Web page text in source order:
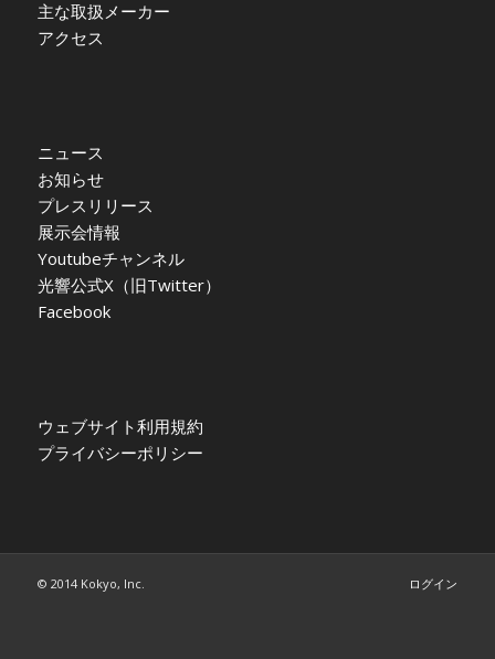
主な取扱メーカー
アクセス
ニュース
お知らせ
プレスリリース
展示会情報
Youtubeチャンネル
光響公式X（旧Twitter）
Facebook
ウェブサイト利用規約
プライバシーポリシー
© 2014 Kokyo, Inc. ログイン